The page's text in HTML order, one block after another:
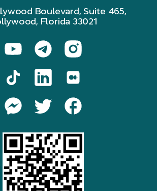
Boulevard, Suite 465,
Florida 33021